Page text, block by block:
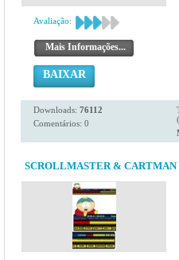
Avaliação:
Mais Informações...
BAIXAR
Downloads: 76112
Comentários: 0
SCROLLMASTER & CARTMAN